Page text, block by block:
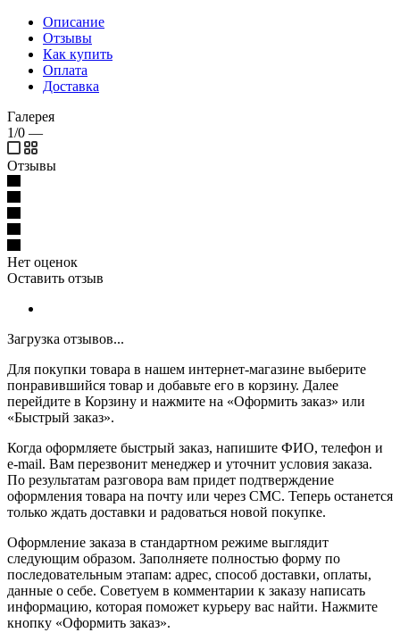
Описание
Отзывы
Как купить
Оплата
Доставка
Галерея
1/0 —
Отзывы
Нет оценок
Оставить отзыв
Загрузка отзывов...
Для покупки товара в нашем интернет-магазине выберите
понравившийся товар и добавьте его в корзину. Далее
перейдите в Корзину и нажмите на «Оформить заказ» или
«Быстрый заказ».
Когда оформляете быстрый заказ, напишите ФИО, телефон и
e-mail. Вам перезвонит менеджер и уточнит условия заказа.
По результатам разговора вам придет подтверждение
оформления товара на почту или через СМС. Теперь останется
только ждать доставки и радоваться новой покупке.
Оформление заказа в стандартном режиме выглядит
следующим образом. Заполняете полностью форму по
последовательным этапам: адрес, способ доставки, оплаты,
данные о себе. Советуем в комментарии к заказу написать
информацию, которая поможет курьеру вас найти. Нажмите
кнопку «Оформить заказ».